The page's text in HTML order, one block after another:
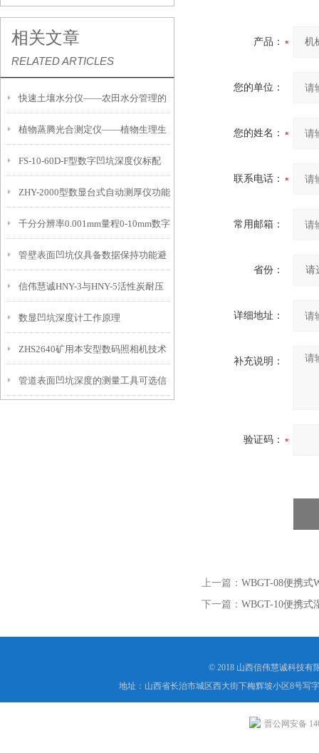
相关文章
RELATED ARTICLES
快速土壤水分仪——农田水分管理的
便携式检测工具
植物蒸腾光合测定仪——植物生理生
态的实时监测设备
FS-10-60D-F型数字凹坑深度仪标配
IP54级表头分辨率0.01mm量程
10mm！
ZHY-2000型数显台式自动测厚仪功能
特点
千分分辨率0.001mm量程0-10mm数字
埋头度仪技术参数！
管壁表面凹坑仪具备数据保持功能避
免测试过程中测针移动导致数据变动
信伟慧诚HNY-3与HNY-5活性炭耐压
强度测定仪技术参数！
数显凹坑深度计工作原理
ZHS2640矿用本安型数码照相机技术
参数！
管道表面凹坑深度的测量工具可选信
产品：
您的单位：
您的姓名：
联系电话：
常用邮箱：
省份：
详细地址：
补充说明：
验证码：
上一篇： WBGT-08便携式
下一篇： WBGT-10便携式
© 2018 山西信伟慧诚科技有
地址：山西省长治市城区西大街下梅辉坡小区8号写
晋公网安备